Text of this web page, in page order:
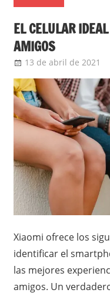
EL CELULAR
AMIGOS
13 de abril de 2021
Xiaomi ofrece los
identificar el
las mejores
amigos. Un